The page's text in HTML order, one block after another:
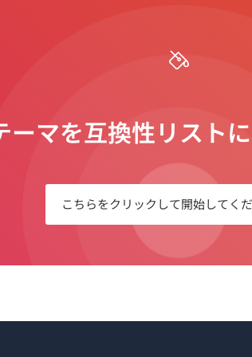
ーマを互換性リスト
こちらをクリックして開始してく